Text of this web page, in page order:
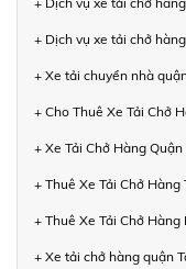
+ Dịch vụ xe tải chở
+ Xe tải chuyển nhà
+ Cho Thuê Xe Tải Chở
+ Xe Tải Chở Hàng
+ Thuê Xe Tải Chở
+ Thuê Xe Tải Chở
+ Xe tải chở hàng quận